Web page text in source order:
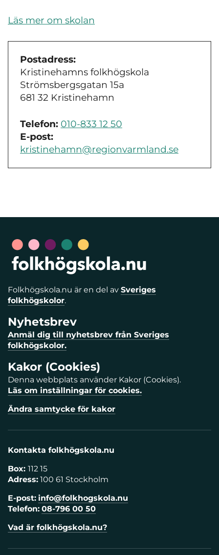
Läs mer om skolan
Postadress:
Kristinehamns folkhögskola
Strömsbergsgatan 15a
681 32 Kristinehamn
Telefon: 010-833 12 50
E-post:
kristinehamn@regionvarmland.se
Folkhögskola.nu är en del av Sveriges
folkhögskolor.
Nyhetsbrev
Anmäl dig till nyhetsbrev från Sveriges
folkhögskolor.
Kakor (Cookies)
Denna webbplats använder Kakor (Cookies).
Läs om inställningar för cookies.
Ändra samtycke för kakor
Kontakta folkhögskola.nu
Box: 112 15
Adress: 100 61 Stockholm
E-post: info@folkhogskola.nu
Telefon: 08-796 00 50
Vad är folkhögskola.nu?